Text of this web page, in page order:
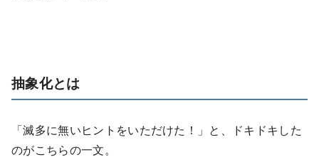
抽象化とは
「滅多に無いヒントをいただけた！」と、ドキドキした
のがこちらの一文。